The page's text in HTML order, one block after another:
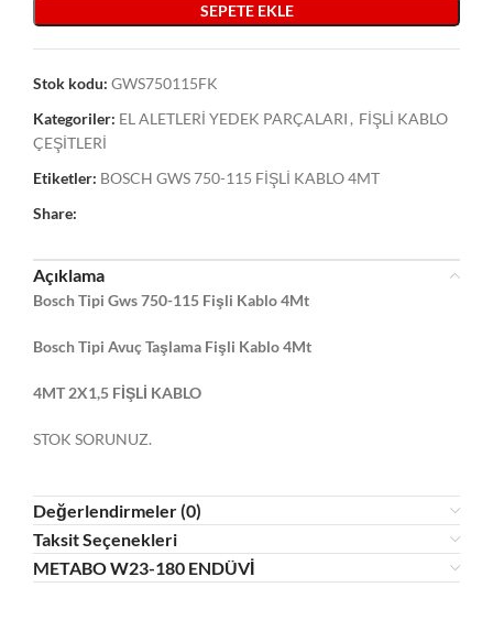
SEPETE EKLE
Stok kodu: GWS750115FK
Kategoriler: EL ALETLERİ YEDEK PARÇALARI , FİŞLİ KABLO
ÇEŞİTLERİ
Etiketler: BOSCH GWS 750-115 FİŞLİ KABLO 4MT
Share:
Açıklama
Bosch Tipi Gws 750-115 Fişli Kablo 4Mt
Bosch Tipi Avuç Taşlama Fişli Kablo 4Mt
4MT 2X1,5 FİŞLİ KABLO
STOK SORUNUZ.
Değerlendirmeler (0)
Taksit Seçenekleri
METABO W23-180 ENDÜVİ